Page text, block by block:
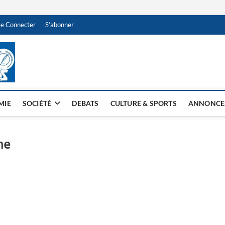
Connecter S’abonner
NDJAMENA HEBDO
SOCIÉTÉ DEBATS CULTURE & SPORTS